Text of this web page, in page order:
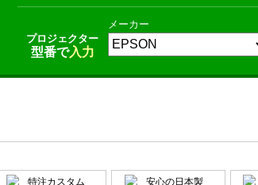
プロジェクター
型番で入力
メーカー